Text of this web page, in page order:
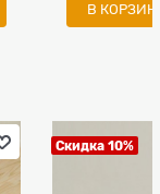
В
Скидка 10%